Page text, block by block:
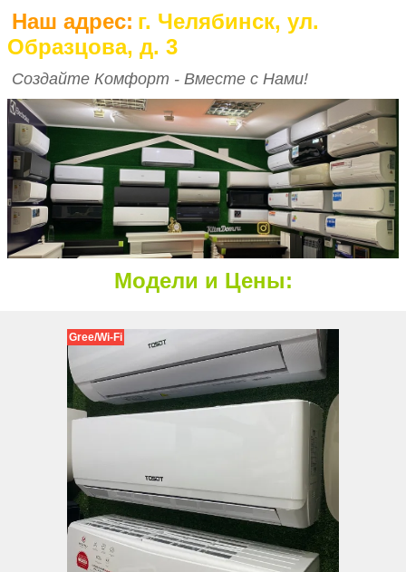
Наш адрес: г. Челябинск, ул.
Образцова, д. 3
Создайте Комфорт - Вместе с Нами!
Модели и Цены:
Gree/Wi-Fi